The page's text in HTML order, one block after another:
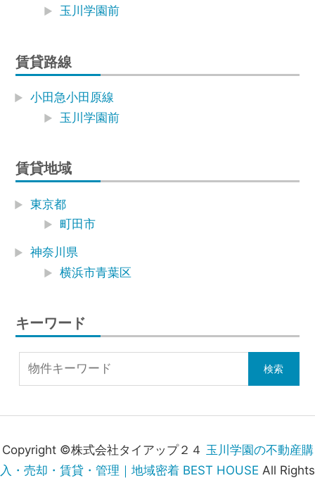
玉川学園前
賃貸路線
小田急小田原線
玉川学園前
賃貸地域
東京都
町田市
神奈川県
横浜市青葉区
キーワード
Copyright ©株式会社タイアップ２４ 玉川学園の不動産購
入・売却・賃貸・管理｜地域密着 BEST HOUSE All Rights